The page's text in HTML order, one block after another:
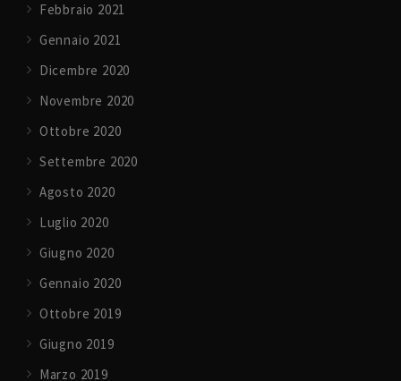
Febbraio 2021
Gennaio 2021
Dicembre 2020
Novembre 2020
Ottobre 2020
Settembre 2020
Agosto 2020
Luglio 2020
Giugno 2020
Gennaio 2020
Ottobre 2019
Giugno 2019
Marzo 2019